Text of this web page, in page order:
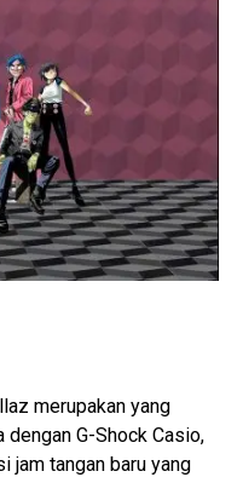
merupakan yang
dengan G-Shock Casio,
jam tangan baru yang